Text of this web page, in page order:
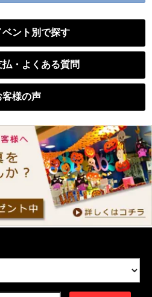
ベント別で探す
・よくある質問
客様の声